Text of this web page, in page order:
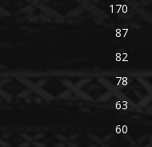
170
87
82
78
63
60